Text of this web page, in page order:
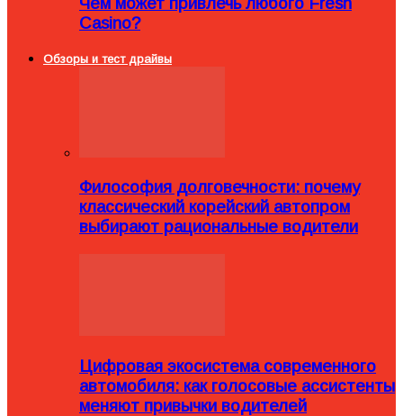
Casino?
Обзоры и тест драйвы
Философия долговечности: почему
классический корейский автопром
выбирают рациональные водители
Цифровая экосистема современного
автомобиля: как голосовые ассистенты
меняют привычки водителей